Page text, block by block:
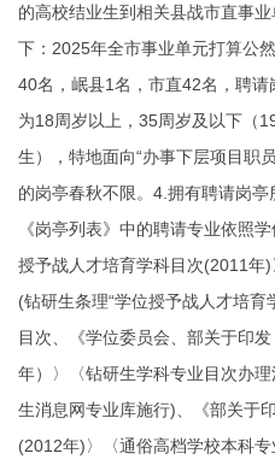
的高校结业生到相关县战市直事
下：2025年全市事业单元打算公
40名，岷县1名，市直42名，聘
为18周岁以上，35周岁及以下（
生），特地面向“办事下层项目职
的岗亭春秋不限。4.拥有聘请岗亭
《岗亭列表》中的聘请专业依照
授予战人才培育学科目次(2011年
(钻研生条理“学位授予战人才培
目次、《学位委员会、部关于印
年）〉〈钻研生学科专业目次办
生消息网专业库施行)、《部关于
(2012年)〉〈通俗高档学校本科